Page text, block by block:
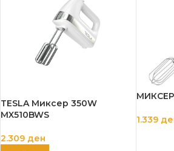
TESLA Миксер 350W
MX510BWS
2.309 ден
МИКСЕР
1.339